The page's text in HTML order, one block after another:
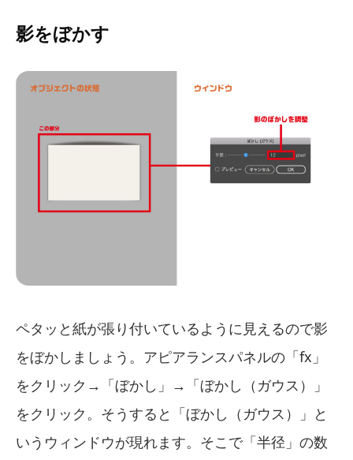
影をぼかす
ペタッと紙が張り付いているように見えるので影
をぼかしましょう。アピアランスパネルの「fx」
をクリック→「ぼかし」→「ぼかし（ガウス）」
をクリック。そうすると「ぼかし（ガウス）」と
いうウィンドウが現れます。そこで「半径」の数